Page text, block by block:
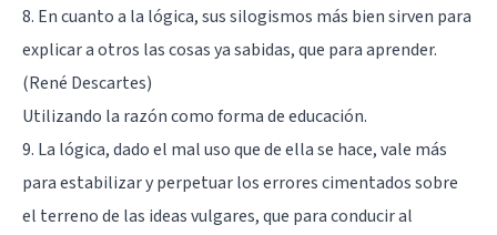
8. En cuanto a la lógica, sus silogismos más bien sirven para
explicar a otros las cosas ya sabidas, que para aprender.
(René Descartes)
Utilizando la razón como forma de educación.
9. La lógica, dado el mal uso que de ella se hace, vale más
para estabilizar y perpetuar los errores cimentados sobre
el terreno de las ideas vulgares, que para conducir al